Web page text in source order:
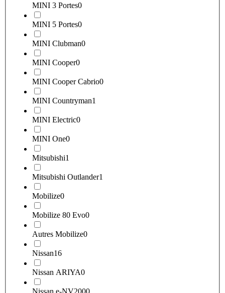
MINI 3 Portes0
MINI 5 Portes0
MINI Clubman0
MINI Cooper0
MINI Cooper Cabrio0
MINI Countryman1
MINI Electric0
MINI One0
Mitsubishi1
Mitsubishi Outlander1
Mobilize0
Mobilize 80 Evo0
Autres Mobilize0
Nissan16
Nissan ARIYA0
Nissan e-NV2000